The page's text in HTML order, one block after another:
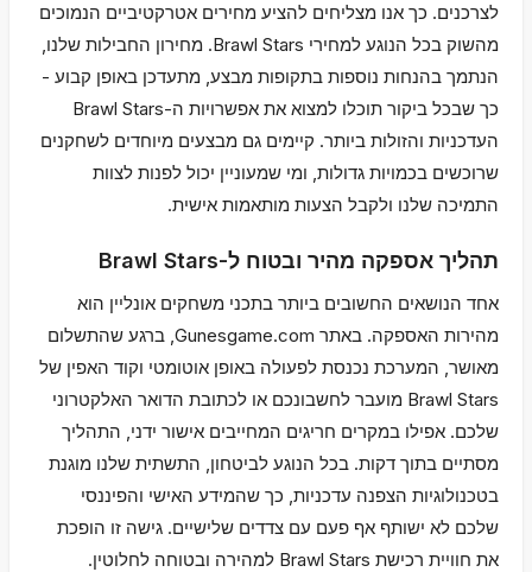
לצרכנים. כך אנו מצליחים להציע מחירים אטרקטיביים הנמוכים
מהשוק בכל הנוגע למחירי Brawl Stars. מחירון החבילות שלנו,
הנתמך בהנחות נוספות בתקופות מבצע, מתעדכן באופן קבוע -
כך שבכל ביקור תוכלו למצוא את אפשרויות ה-Brawl Stars
העדכניות והזולות ביותר. קיימים גם מבצעים מיוחדים לשחקנים
שרוכשים בכמויות גדולות, ומי שמעוניין יכול לפנות לצוות
התמיכה שלנו ולקבל הצעות מותאמות אישית.
תהליך אספקה מהיר ובטוח ל-Brawl Stars
אחד הנושאים החשובים ביותר בתכני משחקים אונליין הוא
מהירות האספקה. באתר Gunesgame.com, ברגע שהתשלום
מאושר, המערכת נכנסת לפעולה באופן אוטומטי וקוד האפין של
Brawl Stars מועבר לחשבונכם או לכתובת הדואר האלקטרוני
שלכם. אפילו במקרים חריגים המחייבים אישור ידני, התהליך
מסתיים בתוך דקות. בכל הנוגע לביטחון, התשתית שלנו מוגנת
בטכנולוגיות הצפנה עדכניות, כך שהמידע האישי והפיננסי
שלכם לא ישותף אף פעם עם צדדים שלישיים. גישה זו הופכת
את חוויית רכישת Brawl Stars למהירה ובטוחה לחלוטין.